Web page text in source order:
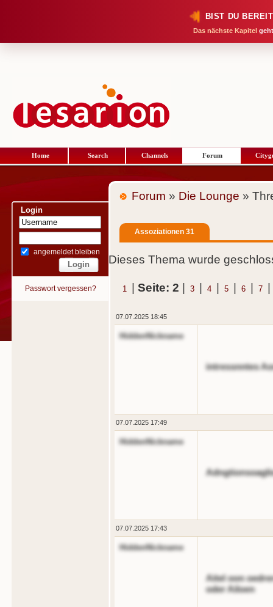
BIST DU
Das nächste Kapitel
Home Search Channels Forum
Login
angemeldet bleiben
Passwort vergessen?
Forum » Die Lounge »
Assoziationen 31
Dieses Thema wurde
1 | Seite: 2 | 3 | 4 | 5 | 6 | 7 |
07.07.2025 18:45
HiddenNickname
intressnntes
07.07.2025 17:49
HiddenNickname
07.07.2025 17:43
HiddenNickname
Aitel oon
oder Ailoen